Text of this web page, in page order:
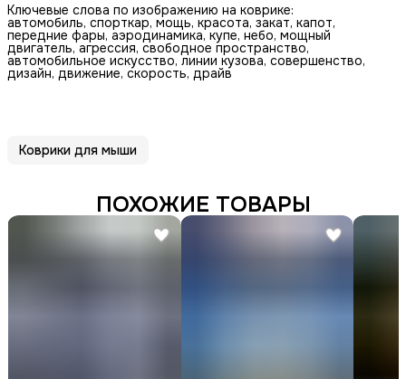
Ключевые слова по изображению на коврике:
автомобиль, спорткар, мощь, красота, закат, капот,
передние фары, аэродинамика, купе, небо, мощный
двигатель, агрессия, свободное пространство,
автомобильное искусство, линии кузова, совершенство,
дизайн, движение, скорость, драйв
Коврики для мыши
ПОХОЖИЕ ТОВАРЫ